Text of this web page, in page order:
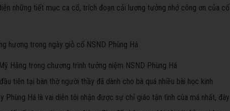
những tiết mục ca cổ, trích đoạn cải lương tưởng nhớ công ơn của cố
Hằng trong chương trình tưởng niệm NSND Phùng Há
tiên tại bàn thờ người thầy đã dành cho bà quá nhiều bài học kinh
Phùng Há là vai diễn tôi nhận được sự chỉ giáo tận tình cùa má nhất, đây